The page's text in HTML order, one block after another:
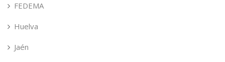
FEDEMA
Huelva
Jaén